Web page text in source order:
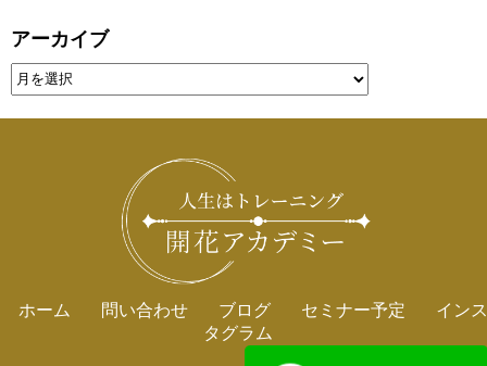
アーカイブ
ホーム 問い合わせ ブログ セミナー予定
インス
タグラム